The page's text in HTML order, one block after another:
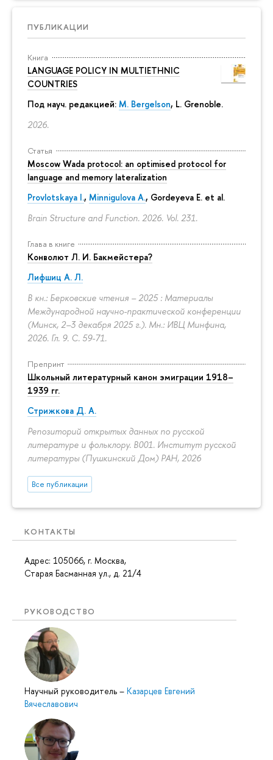
ПУБЛИКАЦИИ
Книга
LANGUAGE POLICY IN MULTIETHNIC
COUNTRIES
Под науч. редакцией: M. Bergelson, L. Grenoble.
2026.
Статья
Moscow Wada protocol: an optimised protocol for
language and memory lateralization
Provlotskaya I., Minnigulova A., Gordeyeva E. et al.
Brain Structure and Function. 2026. Vol. 231.
Глава в книге
Конволют Л. И. Бакмейстера?
Лифшиц А. Л.
В кн.: Берковские чтения – 2025 : Материалы
Международной научно-практической конференции
(Минск, 2–3 декабря 2025 г.). Мн.: ИВЦ Минфина,
2026. Гл. 9. С. 59-71.
Препринт
Школьный литературный канон эмиграции 1918–
1939 гг.
Стрижкова Д. А.
Репозиторий открытых данных по русской
литературе и фольклору. B001. Институт русской
литературы (Пушкинский Дом) РАН, 2026
Все публикации
КОНТАКТЫ
Адрес: 105066, г. Москва,
Старая Басманная ул., д. 21/4
РУКОВОДСТВО
Научный руководитель – Казарцев Евгений
Вячеславович